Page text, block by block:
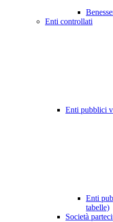
Enti controllati
Enti pubblici
Enti
tabelle)
Società